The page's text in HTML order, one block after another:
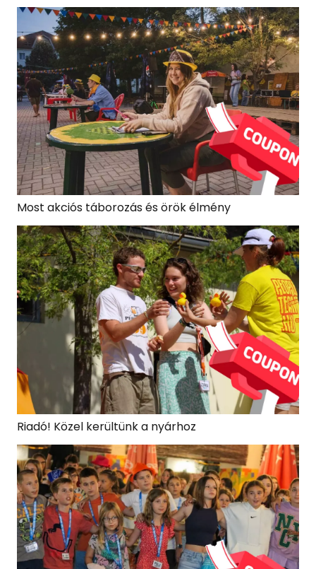
Most akciós táborozás és örök élmény
Riadó! Közel kerültünk a nyárhoz